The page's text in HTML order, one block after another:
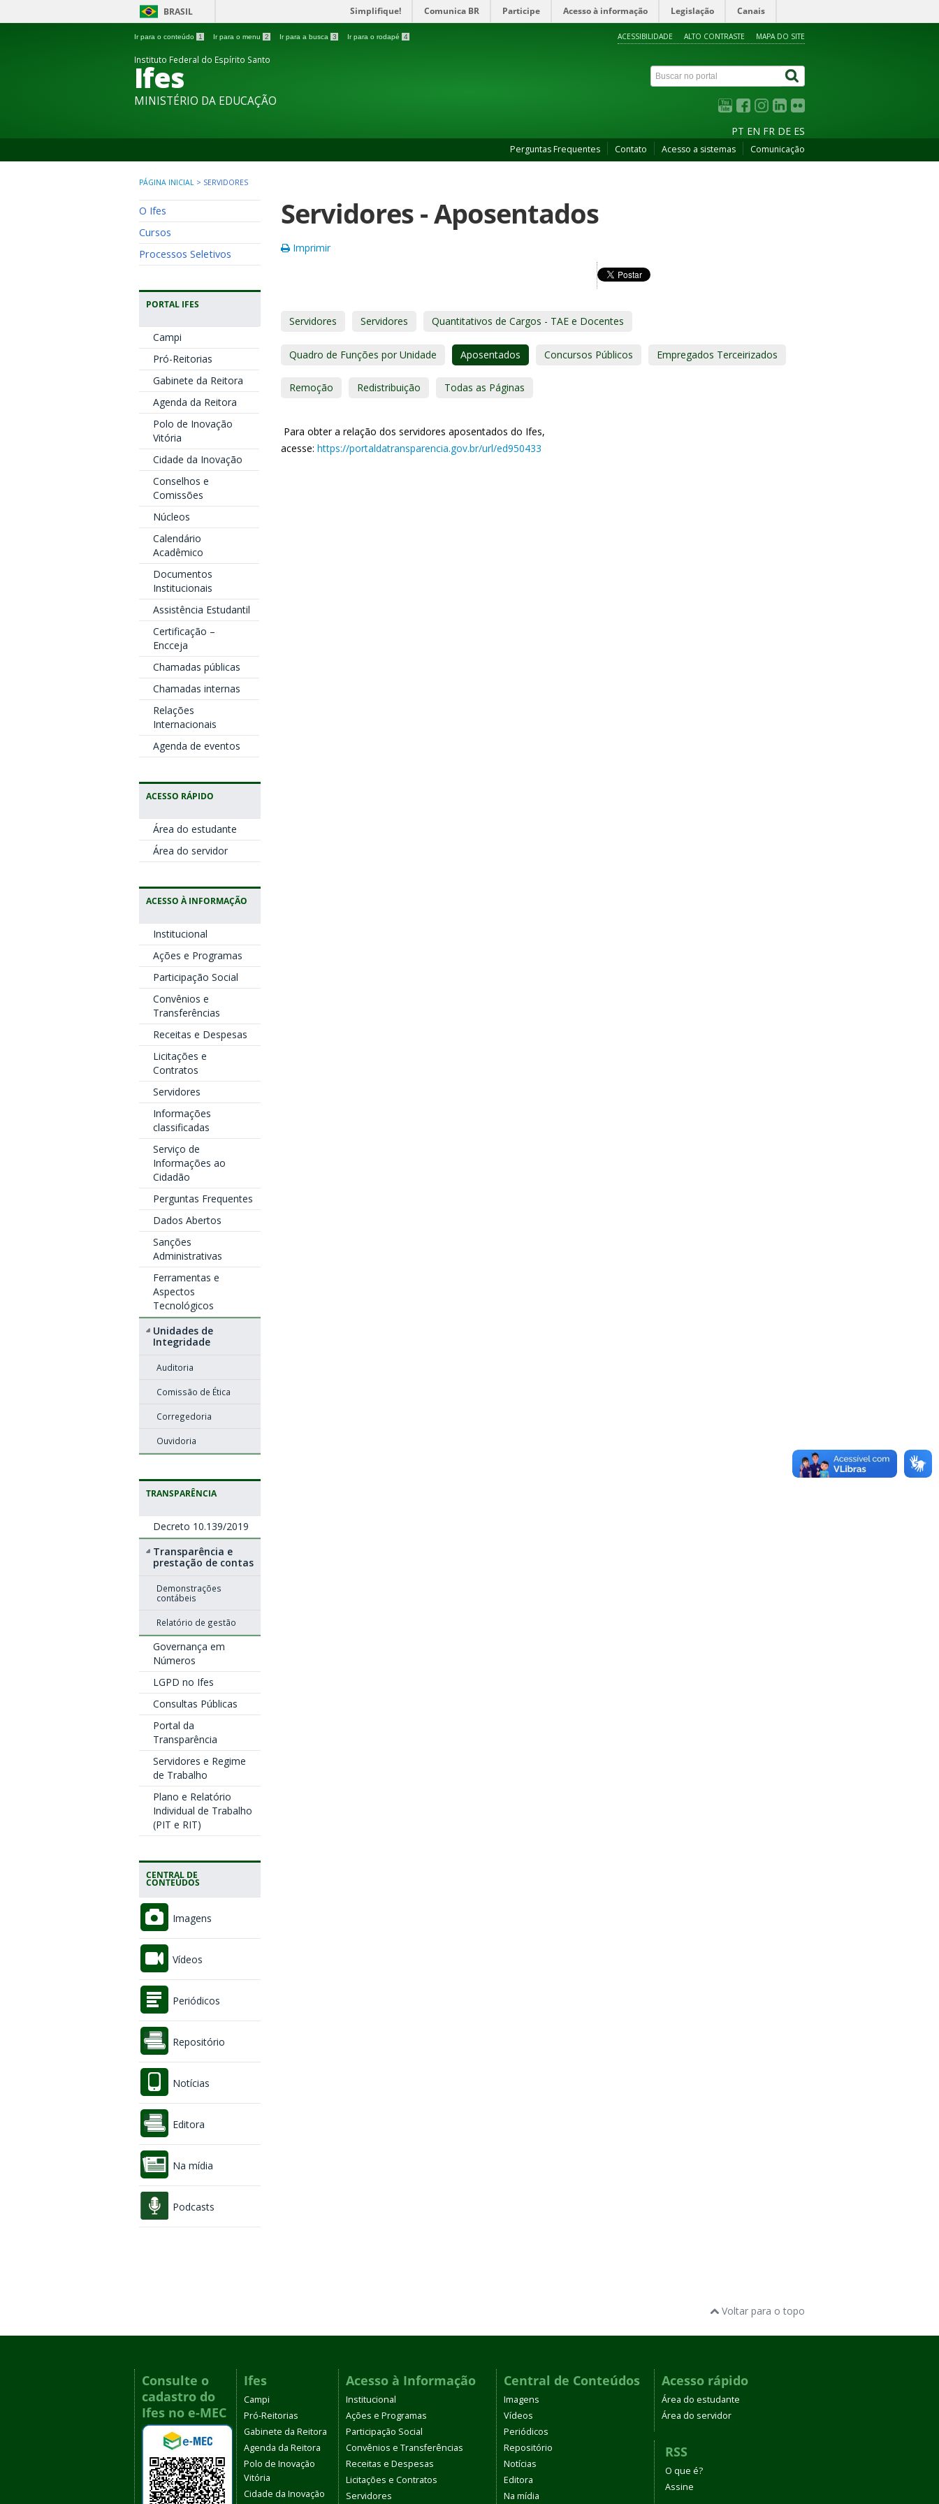
BRASIL Simplifique! Comunica BR Participe Acesso à informação Legislação Canais
Ir para o conteúdo 1 Ir para o menu 2 Ir para a busca 3 Ir para o rodapé 4 ACESSIBILIDADE ALTO CONTRASTE MAPA DO SITE
Instituto Federal do Espírito Santo
Ifes
MINISTÉRIO DA EDUCAÇÃO
PT EN FR DE ES
Perguntas Frequentes Contato Acesso a sistemas Comunicação
PÁGINA INICIAL > SERVIDORES
O Ifes
Cursos
Processos Seletivos
PORTAL IFES
Campi
Pró-Reitorias
Gabinete da Reitora
Agenda da Reitora
Polo de Inovação
Vitória
Cidade da Inovação
Conselhos e
Comissões
Núcleos
Calendário
Acadêmico
Documentos
Institucionais
Assistência Estudantil
Certificação –
Encceja
Chamadas públicas
Chamadas internas
Relações
Internacionais
Agenda de eventos
ACESSO RÁPIDO
Área do estudante
Área do servidor
ACESSO À INFORMAÇÃO
Institucional
Ações e Programas
Participação Social
Convênios e
Transferências
Receitas e Despesas
Licitações e
Contratos
Servidores
Informações
classificadas
Serviço de
Informações ao
Cidadão
Perguntas Frequentes
Dados Abertos
Sanções
Administrativas
Ferramentas e
Aspectos
Tecnológicos
Unidades de
Integridade
Auditoria
Comissão de Ética
Corregedoria
Ouvidoria
TRANSPARÊNCIA
Decreto 10.139/2019
Transparência e
prestação de contas
Demonstrações
contábeis
Relatório de gestão
Governança em
Números
LGPD no Ifes
Consultas Públicas
Portal da
Transparência
Servidores e Regime
de Trabalho
Plano e Relatório
Individual de Trabalho
(PIT e RIT)
CENTRAL DE
CONTEÚDOS
Imagens
Vídeos
Periódicos
Repositório
Notícias
Editora
Na mídia
Podcasts
Servidores - Aposentados
Imprimir
Servidores Servidores Quantitativos de Cargos - TAE e Docentes
Quadro de Funções por Unidade Aposentados Concursos Públicos Empregados Terceirizados
Remoção Redistribuição Todas as Páginas
Para obter a relação dos servidores aposentados do Ifes,
acesse: https://portaldatransparencia.gov.br/url/ed950433
Voltar para o topo
Consulte o
cadastro do
Ifes no e-MEC
Ifes
Campi
Pró-Reitorias
Gabinete da Reitora
Agenda da Reitora
Polo de Inovação
Vitória
Cidade da Inovação
Acesso à Informação
Institucional
Ações e Programas
Participação Social
Convênios e Transferências
Receitas e Despesas
Licitações e Contratos
Servidores
Central de Conteúdos
Imagens
Vídeos
Periódicos
Repositório
Notícias
Editora
Na mídia
Acesso rápido
Área do estudante
Área do servidor
RSS
O que é?
Assine